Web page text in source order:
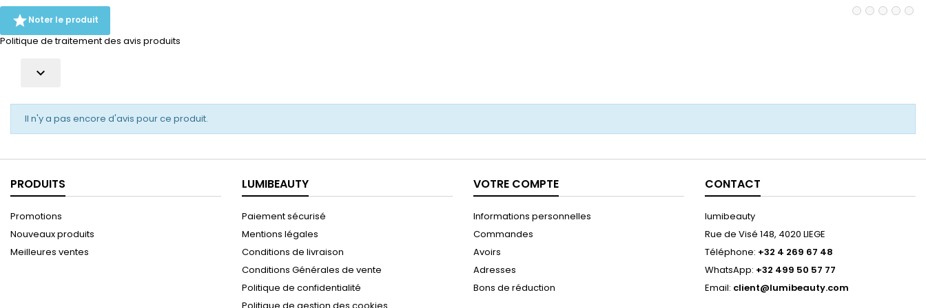
Noter le produit
Politique de traitement des avis produits

Il n'y a pas encore d'avis pour ce produit.
PRODUITS
Promotions
Nouveaux produits
Meilleures ventes
LUMIBEAUTY
Paiement sécurisé
Mentions légales
Conditions de livraison
Conditions Générales de vente
Politique de confidentialité
VOTRE COMPTE
Informations personnelles
Commandes
Avoirs
Adresses
Bons de réduction
CONTACT
lumibeauty
Rue de Visé 148, 4020 LIEGE
Téléphone: +32 4 269 67 48
WhatsApp: +32 499 50 57 77
Email: client@lumibeauty.com